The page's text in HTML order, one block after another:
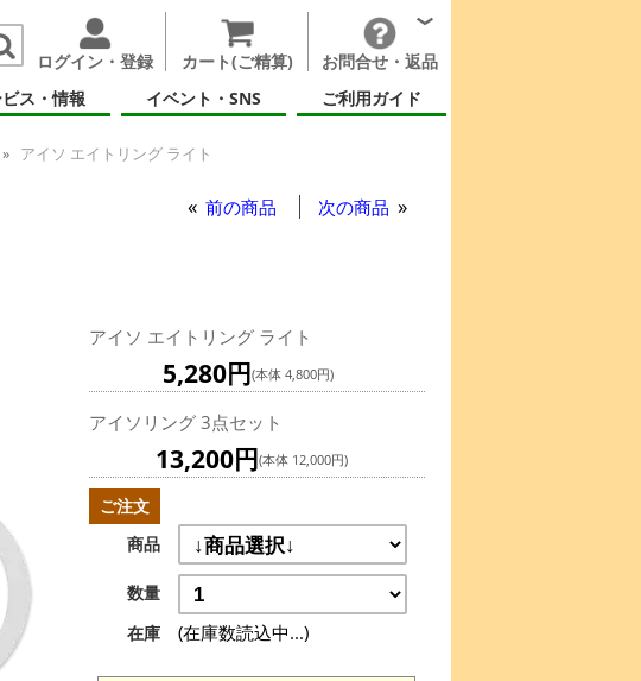
ログイン・登録 カート(ご精算)
お問合せ・返品
ス・情報 イベント・SNS ご利用ガイド
アイソ エイトリング ライト
前の商品 次の商品
アイソ エイトリング ライト
5,280円(本体 4,800円)
アイソリング 3点セット
13,200円(本体 12,000円)
ご注文
商品
数量
在庫
(在庫数読込中...)